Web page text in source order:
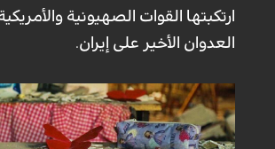
ارتكبتها القوات الصهيونية
العدوان الأخير على إيران.